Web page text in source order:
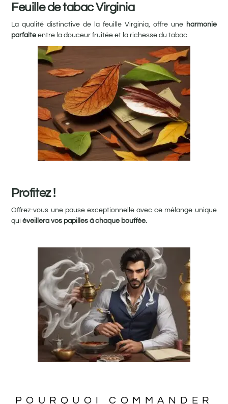
Feuille de tabac Virginia
La qualité distinctive de la feuille Virginia, offre uneharmonie
parfaite entre la douceur fruitée et la richesse du tabac.
Profitez !
Offrez-vous une pause exceptionnelle avec ce mélange unique
qui éveillera vos papilles à chaque bouffée.
POURQUOI COMMANDER